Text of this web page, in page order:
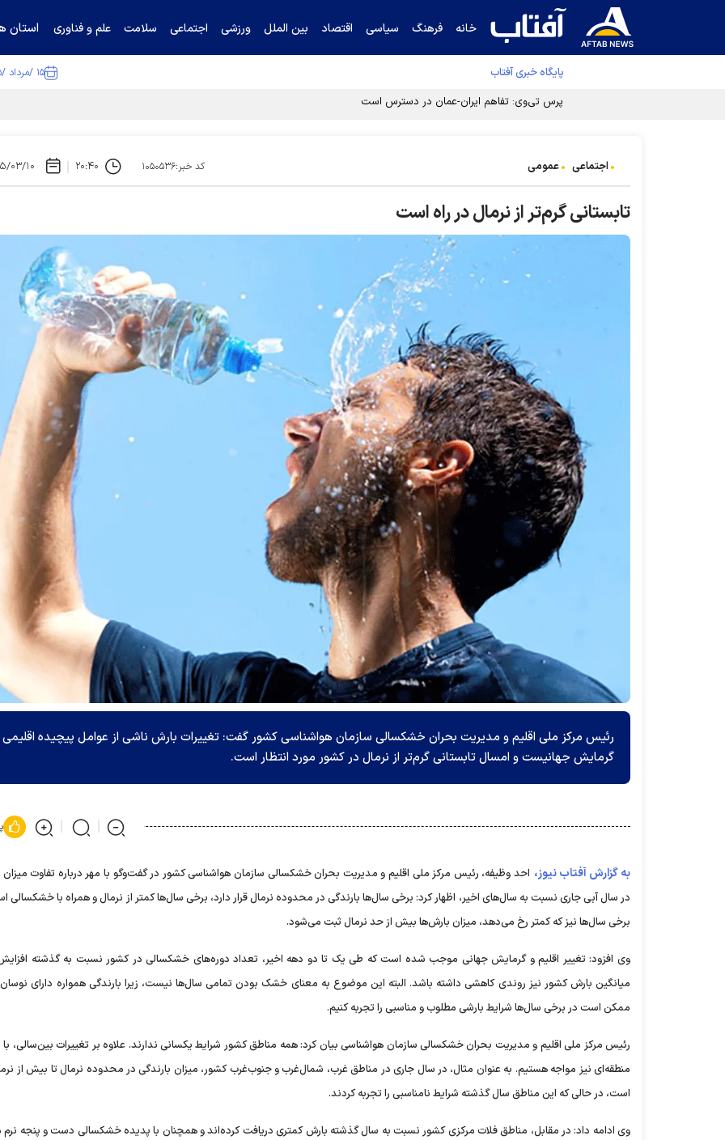
خانه فرهنگ سیاسی اقتصاد بین الملل ورزشی اجتماعی سلامت علم و فناوری استان
پایگاه خبری آفتاب ۱۵ /مرداد /۱۴۰۵
اجتماعی عمومی کد خبر:۱۰۵۰۵۳۶ ۲۰:۴۰ ۱۴۰۵/
تابستانی گرم‌تر از نرمال در راه است
رئیس مرکز ملی اقلیم و مدیریت بحران خشکسالی سازمان هواشناسی کشور گفت: تغییرات بارش ناشی از عوامل پیچیده
گرمایش جهانیست و امسال تابستانی گرم‌تر از نرمال در کشور مورد انتظار است.
به گزارش آفتاب نیوز، احد وظیفه، رئیس مرکز ملی اقلیم و مدیریت بحران خشکسالی سازمان هواشناسی کشور در گفت‌و‌گو با مهر درباره تفاوت میزان
در سال آبی جاری نسبت به سال‌های اخیر، اظهار کرد: برخی سال‌ها بارندگی در محدوده نرمال قرار دارد، برخی سال‌ها کمتر از نرمال و همراه با خشکسالی
برخی سال‌ها نیز که کمتر رخ می‌دهد، میزان بارش‌ها بیش از حد نرمال ثبت می‌شود.
وی افزود: تغییر اقلیم و گرمایش جهانی موجب شده است که طی یک تا دو دهه اخیر، تعداد دوره‌های خشکسالی در کشور نسبت به گذشته
میانگین بارش کشور نیز روندی کاهشی داشته باشد. البته این موضوع به معنای خشک بودن تمامی سال‌ها نیست، زیرا بارندگی همواره دارای
ممکن است در برخی سال‌ها شرایط بارشی مطلوب و مناسبی را تجربه کنیم.
رئیس مرکز ملی اقلیم و مدیریت بحران خشکسالی سازمان هواشناسی بیان کرد: همه مناطق کشور شرایط یکسانی ندارند. علاوه بر تغییرات بین‌سالی، با
منطقه‌ای نیز مواجه هستیم. به عنوان مثال، در سال جاری در مناطق غرب، شمال‌غرب و جنوب‌غرب کشور، میزان بارندگی در محدوده نرمال تا بیش از
است، در حالی که این مناطق سال گذشته شرایط نامناسبی را تجربه کردند.
وی ادامه داد: در مقابل، مناطق فلات مرکزی کشور نسبت به سال گذشته بارش کمتری دریافت کرده‌اند و همچنان با پدیده خشکسالی دست و پنجه نرم